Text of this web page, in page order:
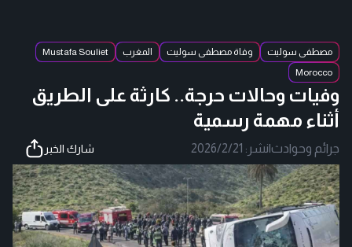
مصطفى سوليت وفاة مصطفى سوليت المغرب
Mustafa Souliet
Morocco
وفيات وحالات حرجة.. كارثة على الطريق
أثناء مهمة رسمية
جرائم وحوادث|نشر: 2026/2/21 شارك الخبر